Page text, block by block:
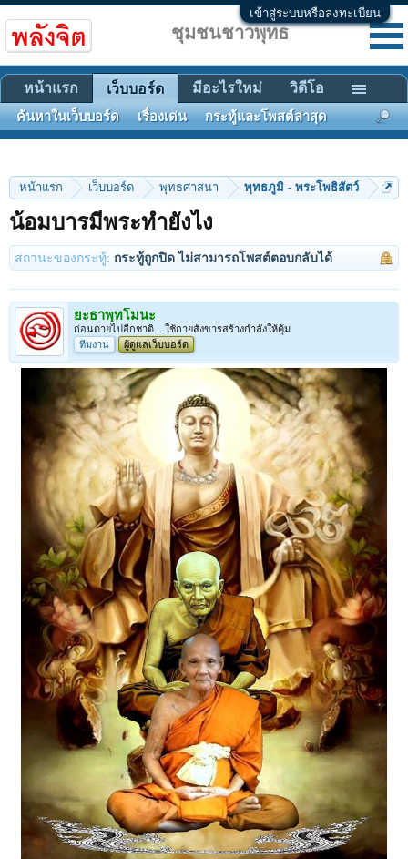
เข้าสู่ระบบหรือลงทะเบียน
หน้าแรก เว็บบอร์ด พุทธศาสนา พุทธภูมิ - พระโพธิสัตว์
น้อมบารมีพระทำยังไง
สถานะของกระทู้: กระทู้ถูกปิด ไม่สามารถโพสต์ตอบกลับได้
ยะธาพุทโมนะ
ก่อนตายไปอีกชาติ .. ใช้กายสังขารสร้างกำลังให้คุ้ม
ทีมงาน
ผู้ดูแลเว็บบอร์ด
ชุมชนชาวพุทธ
หน้าแรก เว็บบอร์ด
ค้นหาในเว็บบอร์ด เรื่องเด่น กระทู้และโพสต์ล่าสุด
มีอะไรใหม่ วิดีโอ